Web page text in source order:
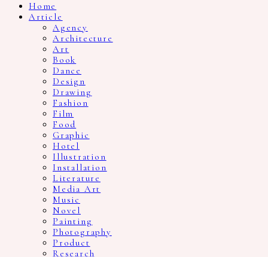
Home
Article
Agency
Architecture
Art
Book
Dance
Design
Drawing
Fashion
Film
Food
Graphic
Hotel
Illustration
Installation
Literature
Media Art
Music
Novel
Painting
Photography
Product
Research